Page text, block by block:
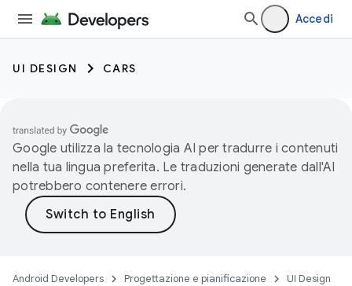
Accedi
UI DESIGN CARS
Google utilizza la tecnologia AI per tradurre i contenuti
nella tua lingua preferita. Le traduzioni generate dall'AI
potrebbero contenere errori.
Android Developers Progettazione e pianificazione
UI Design